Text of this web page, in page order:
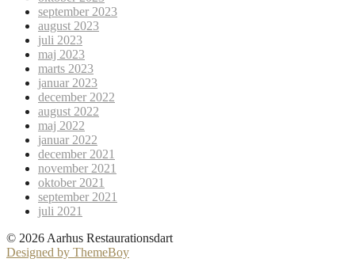
september 2023
august 2023
juli 2023
maj 2023
marts 2023
januar 2023
december 2022
august 2022
maj 2022
januar 2022
december 2021
november 2021
oktober 2021
september 2021
juli 2021
© 2026 Aarhus Restaurationsdart
Designed by ThemeBoy